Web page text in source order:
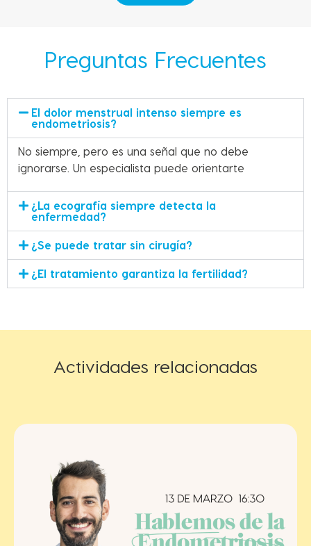
Preguntas Frecuentes
El dolor menstrual intenso siempre es
endometriosis?
No siempre, pero es una señal que no debe
ignorarse. Un especialista puede orientarte
¿La ecografía siempre detecta la
enfermedad?
¿Se puede tratar sin cirugía?
¿El tratamiento garantiza la fertilidad?
Actividades relacionadas